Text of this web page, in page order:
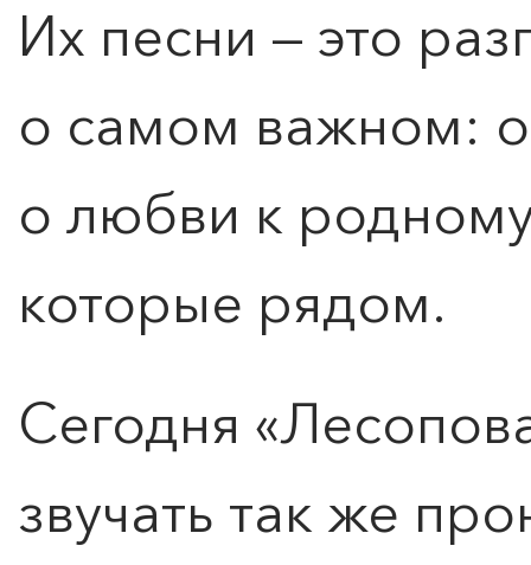
Их песни — это
о самом важном:
о любви к
которые рядом.
Сегодня
звучать так же
КУПИТЬ БИЛЕТ